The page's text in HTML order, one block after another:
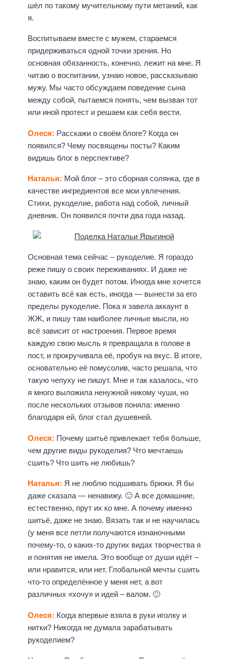
шёл по такому мучительному пути метаний, как
я.
Воспитываем вместе с мужем, стараемся
придерживаться одной точки зрения. Но
основная обязанность, конечно, лежит на мне. Я
читаю о воспитании, узнаю новое, рассказываю
мужу. Мы часто обсуждаем поведение сына
между собой, пытаемся понять, чем вызван тот
или иной протест и решаем как себя вести.
Олеся: Расскажи о своём блоге? Когда он
появился? Чему посвящены посты? Каким
видишь блог в перспективе?
Наталья: Мой блог – это сборная солянка, где в
качестве ингредиентов все мои увлечения.
Стихи, рукоделие, работа над собой, личный
дневник. Он появился почти два года назад.
Основная тема сейчас – рукоделие. Я гораздо
реже пишу о своих переживаниях. И даже не
знаю, каким он будет потом. Иногда мне хочется
оставить всё как есть, иногда — вынести за его
пределы рукоделие. Пока я завела аккаунт в
ЖЖ, и пишу там наиболее личные мысли, но
всё зависит от настроения. Первое время
каждую свою мысль я превращала в голове в
пост, и прокручивала её, пробуя на вкус. В итоге,
основательно её помусолив, часто решала, что
такую чепуху не пишут. Мне и так казалось, что
я много выложила ненужной никому чуши, но
после нескольких отзывов поняла: именно
благодаря ей, блог стал душевней.
Олеся: Почему шитьё привлекает тебя больше,
чем другие виды рукоделия? Что мечтаешь
сшить? Что шить не любишь?
Наталья: Я не люблю подшивать брюки. Я бы
даже сказала — ненавижу. 🙂 А все домашние,
естественно, прут их ко мне. А почему именно
шитьё, даже не знаю. Вязать так и не научилась
(у меня все петли получаются изнаночными
почему-то, о каких-то других видах творчества я
и понятия не имела. Это вообще от души идёт –
или нравится, или нет. Глобальной мечты сшить
что-то определённое у меня нет, а вот
различных «хочу» и идей – валом. 🙂
Олеся: Когда впервые взяла в руки иголку и
нитки? Никогда не думала зарабатывать
рукоделием?